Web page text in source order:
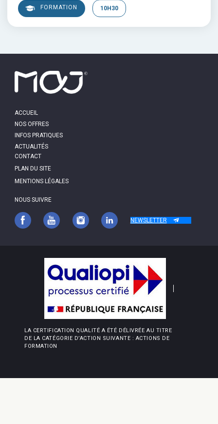
FORMATION 10H30
MAIN
ACCUEIL
NOS OFFRES
INFOS PRATIQUES
ACTUALITÉS
PIED
DE
PAGE
CONTACT
PLAN DU SITE
MENTIONS LÉGALES
NOUS SUIVRE
NEWSLETTER
LA CERTIFICATION QUALITÉ A ÉTÉ DÉLIVRÉE AU TITRE
DE LA CATÉGORIE D’ACTION SUIVANTE : ACTIONS DE
FORMATION